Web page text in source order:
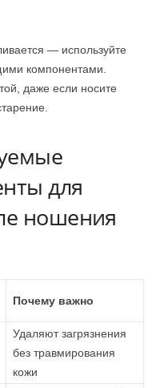
— используйте
компонентами.
даже если носите
для
ношения
Почему важно
Удаляют загрязнения
без травмирования
кожи